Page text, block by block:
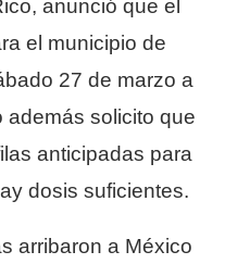
anunció que el
el municipio de
27 de marzo a
además solicito que
anticipadas para
dosis suficientes.
arribaron a México